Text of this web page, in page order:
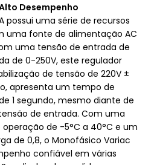
Desempenho
possui uma série de recursos
uma fonte de alimentação AC
uma tensão de entrada de
de 0-250V, este regulador
de tensão de 220V ±
apresenta um tempo de
1 segundo, mesmo diante de
de entrada. Com uma
de -5°C a 40°C e um
de 0,8, o Monofásico Variac
confiável em várias